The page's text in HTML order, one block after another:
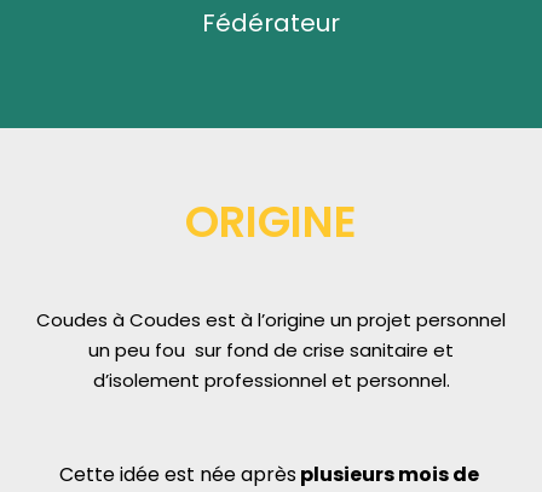
Fédérateur
ORIGINE
Coudes à Coudes est à l’origine un projet personnel
un peu fou sur fond de crise sanitaire et
d’isolement professionnel et personnel.
Cette idée est née après plusieurs mois de